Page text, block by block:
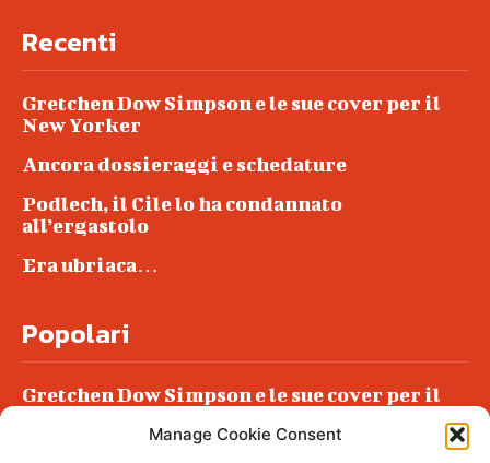
Manage Cookie Consent
Recenti
Gretchen Dow Simpson e le sue cover per il
New Yorker
Ancora dossieraggi e schedature
Podlech, il Cile lo ha condannato
all’ergastolo
Era ubriaca…
Popolari
Gretchen Dow Simpson e le sue cover per il